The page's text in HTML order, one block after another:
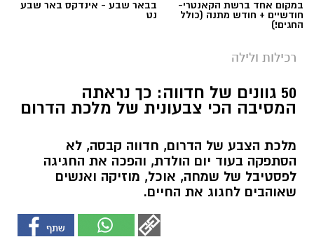
50 גוונים של חדווה: כך נראתה
הסתפקה בעוד יום הולדת, והפכה את החגיגה
לפסטיבל של שמחה, אוכל, מוזיקה ואנשים
שרון דינר / 19:05 30.07.26